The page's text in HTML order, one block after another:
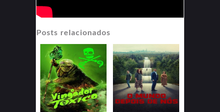
Posts relacionados